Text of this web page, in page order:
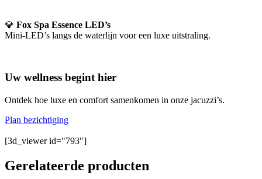
💎 Fox Spa Essence LED’s
Mini-LED’s langs de waterlijn voor een luxe uitstraling.
Uw wellness begint hier
Ontdek hoe luxe en comfort samenkomen in onze jacuzzi’s.
Plan bezichtiging
[3d_viewer id="793"]
Gerelateerde producten